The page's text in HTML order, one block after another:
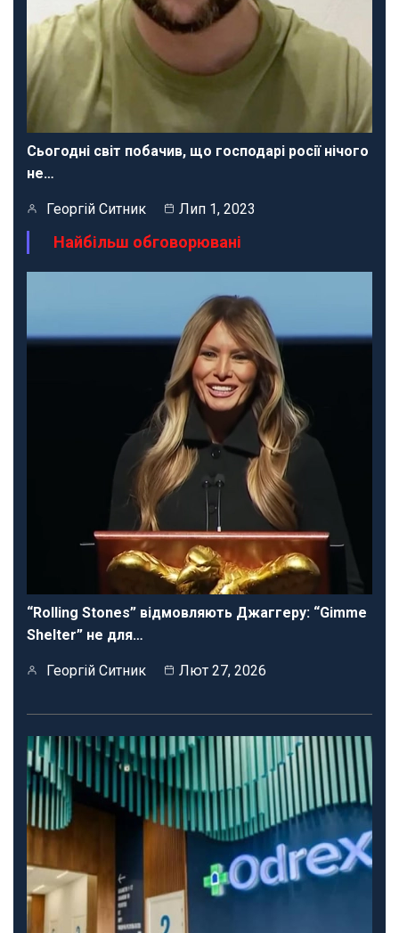
Сьогодні світ побачив, що господарі росії нічого
не…
Георгій Ситник Лип 1, 2023
Найбільш обговорювані
“Rolling Stones” відмовляють Джаггеру: “Gimme
Shelter” не для…
Георгій Ситник Лют 27, 2026